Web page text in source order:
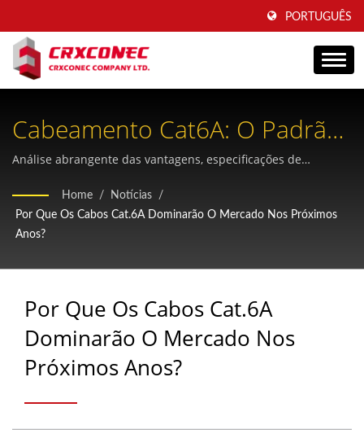
PORTUGUÊS
Cabeamento Cat6A: O Padrão
De Infraestrutura Empresarial
À Prova De Futuro
Análise abrangente das vantagens, especificações de
cabeamento Cat6A para infraestrutura de telecomunicações e
data centers.
Home / Notícias
/
Por Que Os Cabos Cat.6A Dominarão O Mercado Nos Próximos
Anos?
Por Que Os Cabos Cat.6A
Dominarão O Mercado Nos
Próximos Anos?